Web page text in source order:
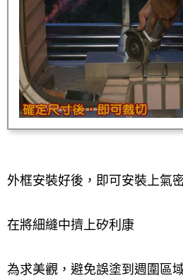
外框安裝好後，即可安裝上氣
在將細縫中擠上矽利康
為求美觀，避免誤塗到週圍區